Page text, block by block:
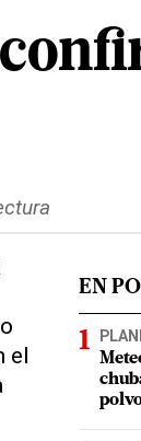
el
EN